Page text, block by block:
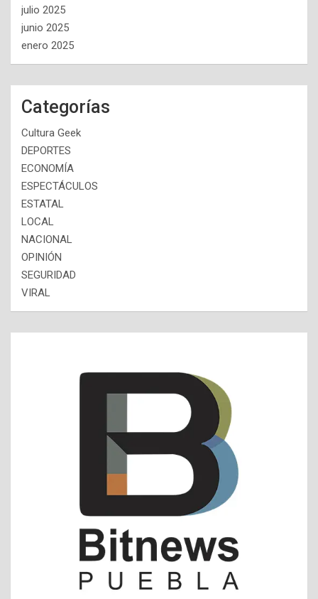
julio 2025
junio 2025
enero 2025
Categorías
Cultura Geek
DEPORTES
ECONOMÍA
ESPECTÁCULOS
ESTATAL
LOCAL
NACIONAL
OPINIÓN
SEGURIDAD
VIRAL